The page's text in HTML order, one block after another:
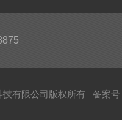
技有限公司版权所有 备案号